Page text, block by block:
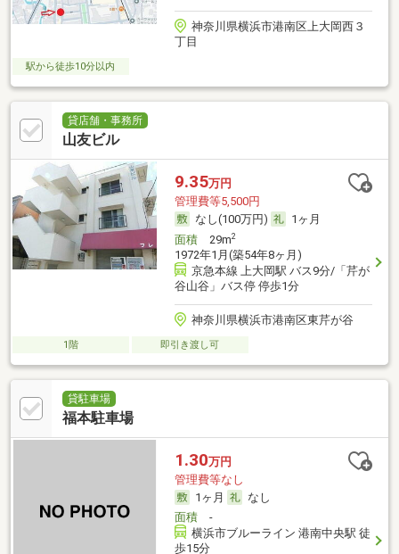
神奈川県横浜市港南区上大岡西３
丁目
駅から徒歩10分以内
貸店舗・事務所
山友ビル
9.35万円
管理費等5,500円
なし(100万円)
1ヶ月
面積29m2
1972年1月(築54年8ヶ月)
京急本線 上大岡駅 バス9分/「芹が
谷山谷」バス停 停歩1分
神奈川県横浜市港南区東芹が谷
1階 即引き渡し可
貸駐車場
福本駐車場
1.30万円
管理費等なし
1ヶ月
なし
面積-
横浜市ブルーライン 港南中央駅 徒
歩15分